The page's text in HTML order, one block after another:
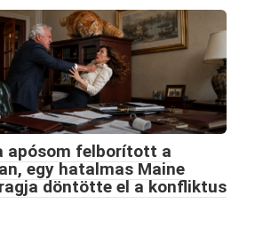
apósom felborított a
egy hatalmas Maine
döntötte el a konfliktus